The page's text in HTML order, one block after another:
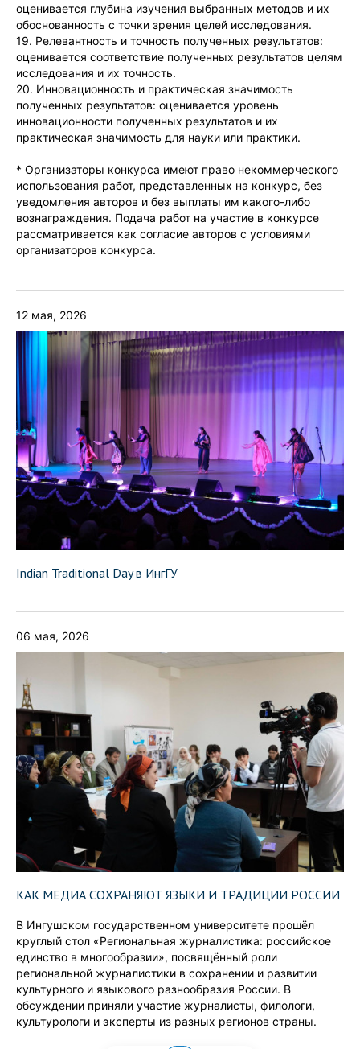
оценивается глубина изучения выбранных методов и их
обоснованность с точки зрения целей исследования.
19. Релевантность и точность полученных результатов:
оценивается соответствие полученных результатов целям
исследования и их точность.
20. Инновационность и практическая значимость
полученных результатов: оценивается уровень
инновационности полученных результатов и их
практическая значимость для науки или практики.
* Организаторы конкурса имеют право некоммерческого
использования работ, представленных на конкурс, без
уведомления авторов и без выплаты им какого-либо
вознаграждения. Подача работ на участие в конкурсе
рассматривается как согласие авторов с условиями
организаторов конкурса.
12 мая, 2026
Indian Traditional Day в ИнгГУ
06 мая, 2026
КАК МЕДИА СОХРАНЯЮТ ЯЗЫКИ И ТРАДИЦИИ РОССИИ
В Ингушском государственном университете прошёл
круглый стол «Региональная журналистика: российское
единство в многообразии», посвящённый роли
региональной журналистики в сохранении и развитии
культурного и языкового разнообразия России. В
обсуждении приняли участие журналисты, филологи,
культурологи и эксперты из разных регионов страны.